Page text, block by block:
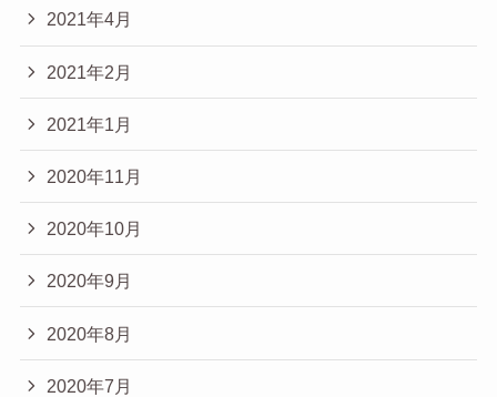
2021年4月
2021年2月
2021年1月
2020年11月
2020年10月
2020年9月
2020年8月
2020年7月